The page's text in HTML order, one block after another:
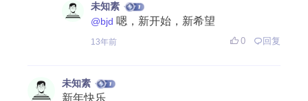
未知素
@bjd 嗯，新开始，新希望
13年前 0 回复
未知素
新年快乐